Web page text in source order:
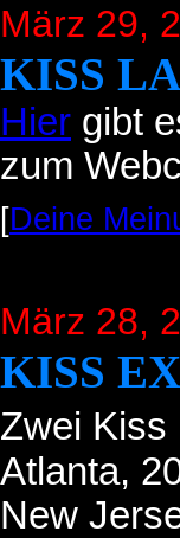
März 29,
KISS
Hier gibt
zum
[Deine
März 28,
KISS
Zwei Kiss
Atlanta,
New